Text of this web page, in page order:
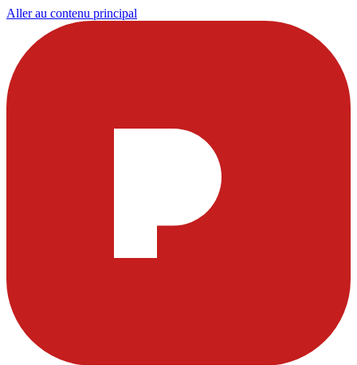
Aller au contenu principal